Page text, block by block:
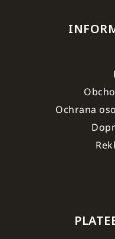
Ochrana